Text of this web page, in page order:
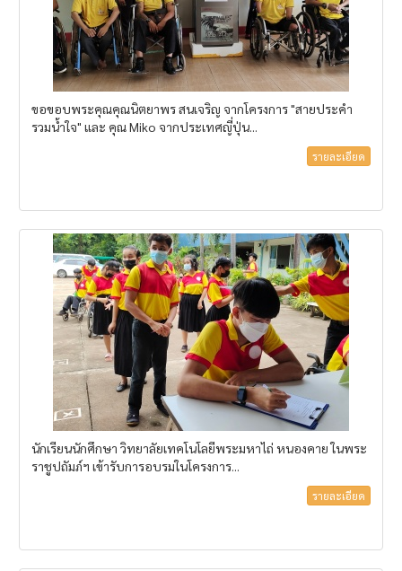
ขอขอบพระคุณคุณนิตยาพร สนเจริญ จากโครงการ "สายประคำ
รวมน้ำใจ" และ คุณ Miko จากประเทศญี่ปุ่น...
รายละเอียด
นักเรียนนักศึกษา วิทยาลัยเทคโนโลยีพระมหาไถ่ หนองคาย ในพระ
ราชูปถัมภ์ฯ เข้ารับการอบรมในโครงการ...
รายละเอียด